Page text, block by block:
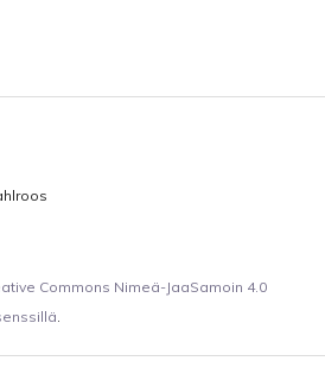
Commons Nimeä-JaaSamoin 4.0
.